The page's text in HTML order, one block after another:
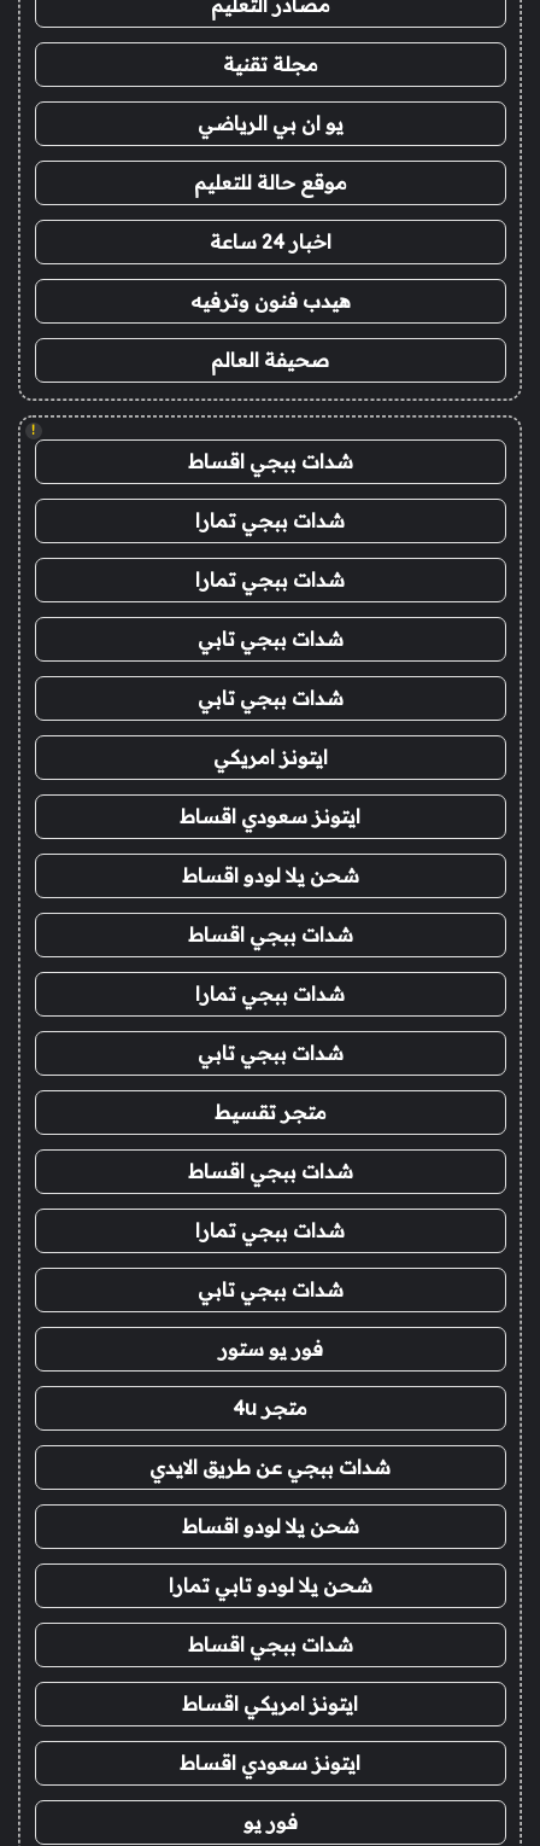
مجلة تقنية
يو ان بي الرياضي
موقع حالة للتعليم
اخبار 24 ساعة
هيدب فنون وترفيه
صحيفة العالم
!
شدات ببجي اقساط
شدات ببجي تمارا
شدات ببجي تمارا
شدات ببجي تابي
شدات ببجي تابي
ايتونز امريكي
ايتونز سعودي اقساط
شحن يلا لودو اقساط
شدات ببجي اقساط
شدات ببجي تمارا
شدات ببجي تابي
متجر تقسيط
شدات ببجي اقساط
شدات ببجي تمارا
شدات ببجي تابي
فور يو ستور
متجر 4u
شدات ببجي عن طريق الايدي
شحن يلا لودو اقساط
شحن يلا لودو تابي تمارا
شدات ببجي اقساط
ايتونز امريكي اقساط
ايتونز سعودي اقساط
فور يو